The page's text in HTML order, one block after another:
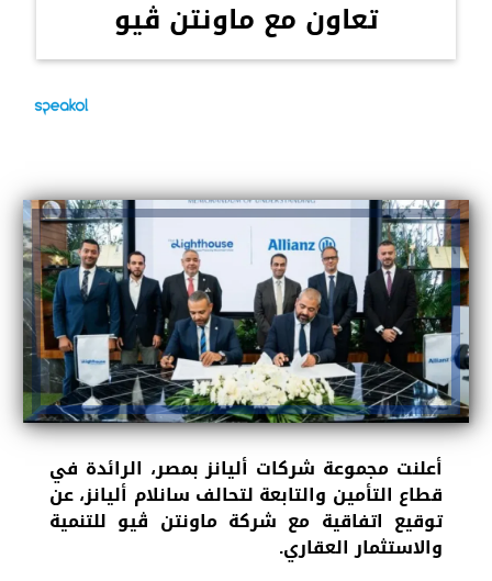
تعاون مع ماونتن ڤيو
أعلنت مجموعة شركات أليانز بمصر، الرائدة في
قطاع التأمين والتابعة لتحالف سانلام أليانز، عن
توقيع اتفاقية مع شركة ماونتن ڤيو للتنمية
والاستثمار العقاري.